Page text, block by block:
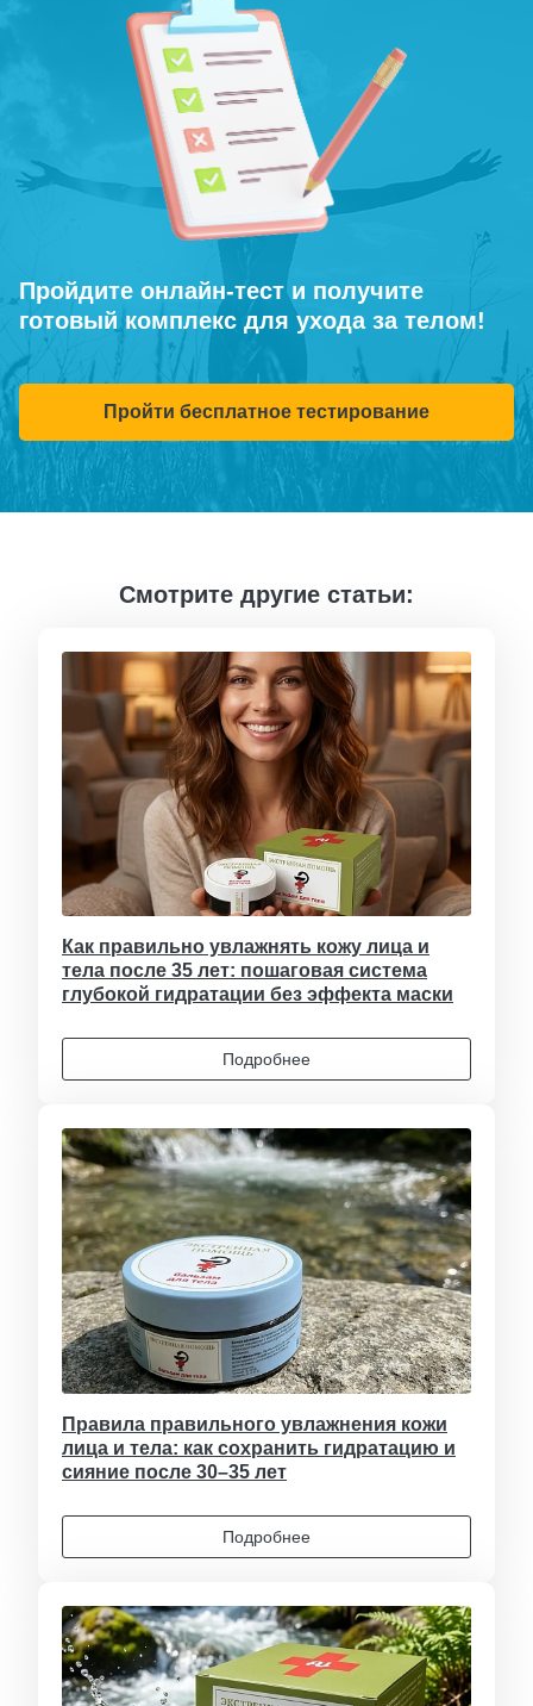
Пройдите онлайн-тест и получите
готовый комплекс для ухода за телом!
Пройти бесплатное тестирование
Смотрите другие статьи:
Как правильно увлажнять кожу лица и
тела после 35 лет: пошаговая система
глубокой гидратации без эффекта маски
Подробнее
Правила правильного увлажнения кожи
лица и тела: как сохранить гидратацию и
сияние после 30–35 лет
Подробнее